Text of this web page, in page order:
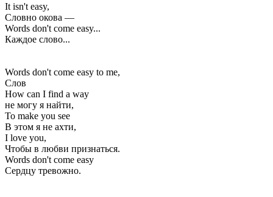
It isn't easy,
Словно окова —
Words don't come easy...
Каждое слово...
Words don't come easy to me,
Слов
How can I find a way
не могу я найти,
To make you see
В этом я не ахти,
I love you,
Чтобы в любви признаться.
Words don't come easy
Сердцу тревожно.